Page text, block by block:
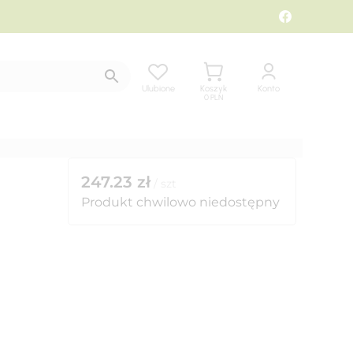
Ulubione
Koszyk
0 PLN
Konto
247.23 zł
Produkt chwilowo niedostępny